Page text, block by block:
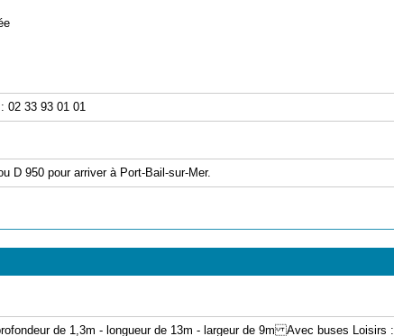
02 33 93 01 01
D 950 pour arriver à Port-Bail-sur-Mer.
de 1,3m - longueur de 13m - largeur de 9m Avec buses Loisirs